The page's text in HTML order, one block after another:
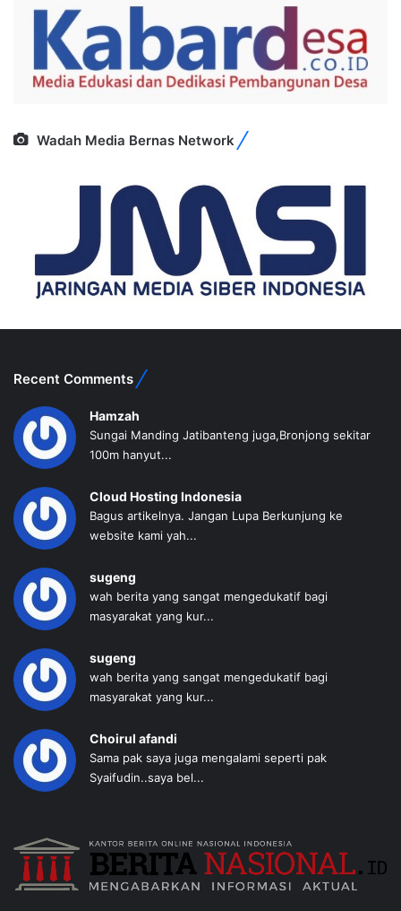
Wadah Media Bernas Network
Recent Comments
Hamzah
Sungai Manding Jatibanteng juga,Bronjong sekitar
100m hanyut...
Cloud Hosting Indonesia
Bagus artikelnya. Jangan Lupa Berkunjung ke
website kami yah...
sugeng
wah berita yang sangat mengedukatif bagi
masyarakat yang kur...
sugeng
wah berita yang sangat mengedukatif bagi
masyarakat yang kur...
Choirul afandi
Sama pak saya juga mengalami seperti pak
Syaifudin..saya bel...